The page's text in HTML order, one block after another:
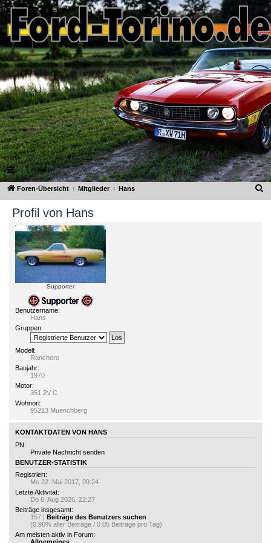
Ford-Torino.de
FAQ Anmelden
Registrieren
Foren-Übersicht Mitglieder Hans
u
Profil von Hans
Supporter
Benutzername:
Hans
Gruppen:
Modell:
Ranchero
Baujahr:
1970
Motor:
351 2V C
Wohnort:
95213 Muenchberg
KONTAKTDATEN VON HANS
PN:
Private Nachricht senden
BENUTZER-STATISTIK
Registriert:
Mo 22. Mai 2017, 09:24
Letzte Aktivität:
Do 6. Aug 2026, 22:27
Beiträge insgesamt:
157 | Beiträge des Benutzers suchen
(0.96% aller Beiträge / 0.05 Beiträge pro Tag)
Am meisten aktiv in Forum: